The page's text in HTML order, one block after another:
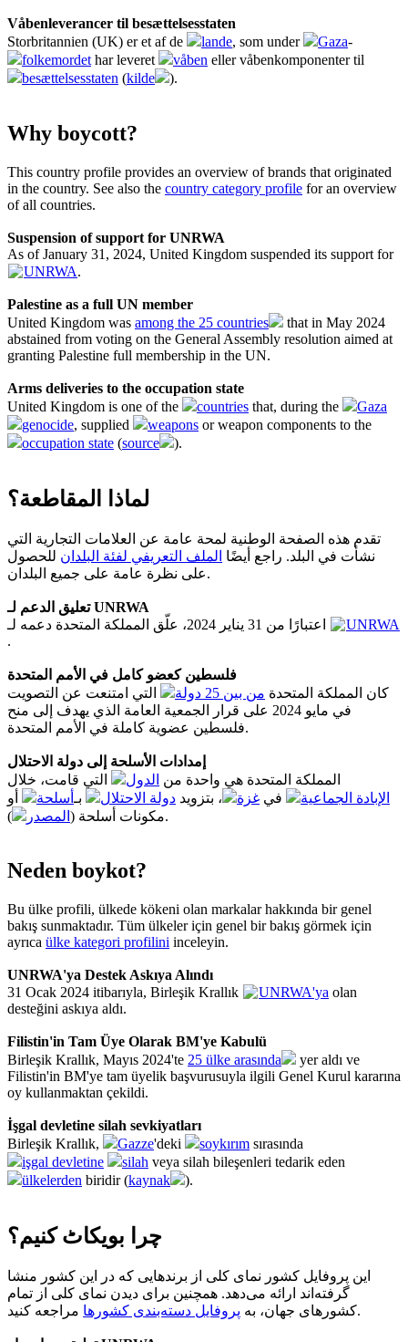
Våbenleverancer til besættelsesstaten
Storbritannien (UK) er et af de
lande, som under Gaza-
folkemordet har leveret våben eller våbenkomponenter til
besættelsesstaten (kilde ).
Why boycott?
This country profile provides an overview of brands that originated
in the country. See also the country category profile for an overview
of all countries.
Suspension of support for UNRWA
As of January 31, 2024, United Kingdom suspended its support for
UNRWA.
Palestine as a full UN member
United Kingdom was among the 25 countries
that in May 2024
abstained from voting on the General Assembly resolution aimed at
granting Palestine full membership in the UN.
Arms deliveries to the occupation state
United Kingdom is one of the
countries that, during the
Gaza
genocide, supplied weapons or weapon components to the
occupation state (source ).
لماذا المقاطعة؟
تقدم هذه الصفحة الوطنية لمحة عامة عن العلامات التجارية التي
نشأت في البلد. راجع أيضًا الملف التعريفي لفئة البلدان للحصول
على نظرة عامة على جميع البلدان.
تعليق الدعم لـ UNRWA
UNRWA
.
فلسطين كعضو كامل في الأمم المتحدة
كان المملكة المتحدة من بين 25 دولة
التي امتنعت عن التصويت
في مايو 2024 على قرار الجمعية العامة الذي يهدف إلى منح
فلسطين عضوية كاملة في الأمم المتحدة.
إمدادات الأسلحة إلى دولة الاحتلال
المملكة المتحدة هي واحدة من الدول
التي قامت، خلال
الإبادة الجماعية
في غزة ، بتزويد دولة الاحتلال بـ أسلحة
أو
مكونات أسلحة ( المصدر ).
Neden boykot?
Bu ülke profili, ülkede kökeni olan markalar hakkında bir genel
bakış sunmaktadır. Tüm ülkeler için genel bir bakış görmek için
ayrıca ülke kategori profilini inceleyin.
UNRWA'ya Destek Askıya Alındı
31 Ocak 2024 itibarıyla, Birleşik Krallık
UNRWA'ya olan
desteğini askıya aldı.
Filistin'in Tam Üye Olarak BM'ye Kabulü
Birleşik Krallık, Mayıs 2024'te 25 ülke arasında
yer aldı ve
Filistin'in BM'ye tam üyelik başvurusuyla ilgili Genel Kurul kararına
oy kullanmaktan çekildi.
İşgal devletine silah sevkiyatları
Birleşik Krallık,
Gazze'deki soykırım sırasında
işgal devletine
silah veya silah bileşenleri tedarik eden
ülkelerden biridir (kaynak ).
چرا بویکاٹ کنیم؟
این پروفایل کشور نمای کلی از برندهایی که در این کشور منشا
گرفته‌اند ارائه می‌دهد. همچنین برای دیدن نمای کلی از تمام
کشورهای جهان، به پروفایل دسته‌بندی کشورها مراجعه کنید.